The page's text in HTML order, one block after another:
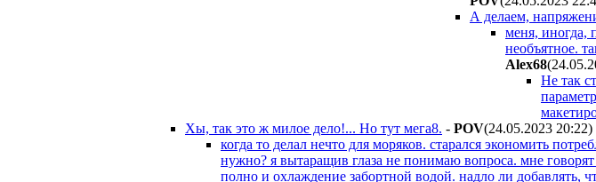
А делаем,
меня, иногда,
необъятное.
Alex68
Не так
Хы, так это ж милое дело!... Но тут мега8. - POV(24.05.2023 20:22)
когда то делал нечто для моряков. старался экономить
нужно? я вытаращив глаза не понимаю вопроса. мне
полно и охлаждение забортной водой. надло ли добавлять,